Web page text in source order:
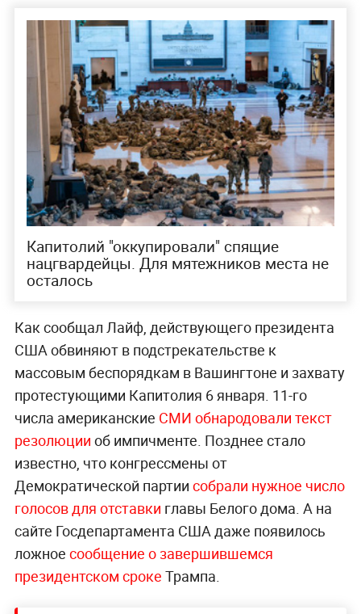
Капитолий "оккупировали" спящие
нацгвардейцы. Для мятежников места не
осталось
Как сообщал Лайф, действующего президента
США обвиняют в подстрекательстве к
массовым беспорядкам в Вашингтоне и захвату
протестующими Капитолия 6 января. 11-го
числа американские СМИ обнародовали текст
резолюции об импичменте. Позднее стало
известно, что конгрессмены от
Демократической партии собрали нужное число
голосов для отставки главы Белого дома. А на
сайте Госдепартамента США даже появилось
ложное сообщение о завершившемся
президентском сроке Трампа.